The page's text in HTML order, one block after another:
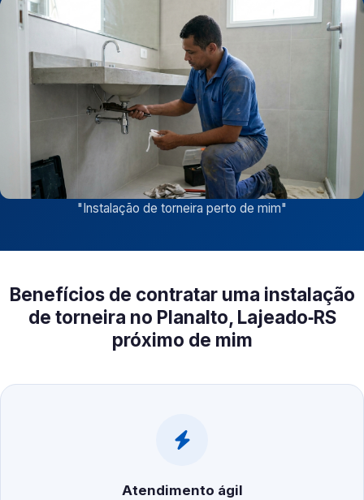
"Instalação de torneira perto de mim"
Benefícios de contratar uma instalação
de torneira no Planalto, Lajeado‑RS
próximo de mim
Atendimento ágil